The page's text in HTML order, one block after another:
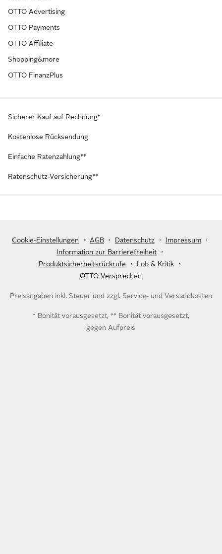
OTTO Advertising
OTTO Payments
OTTO Affiliate
Shopping&more
OTTO FinanzPlus
Sicherer Kauf auf Rechnung*
Kostenlose Rücksendung
Einfache Ratenzahlung**
Ratenschutz-Versicherung**
Cookie-Einstellungen ・ AGB ・ Datenschutz ・ Impressum
・
Information zur Barrierefreiheit
・
Produktsicherheitsrückrufe
・ Lob & Kritik
・
OTTO Versprechen
Preisangaben inkl. Steuer und zzgl. Service- und Versandkosten
* Bonität vorausgesetzt, ** Bonität vorausgesetzt,
gegen Aufpreis